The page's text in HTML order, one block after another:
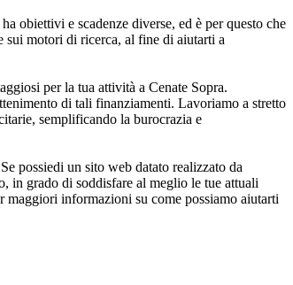
obiettivi e scadenze diverse, ed è per questo che
sui motori di ricerca, al fine di aiutarti a
per la tua attività a Cenate Sopra.
di tali finanziamenti. Lavoriamo a stretto
semplificando la burocrazia e
possiedi un sito web datato realizzato da
in grado di soddisfare al meglio le tue attuali
maggiori informazioni su come possiamo aiutarti